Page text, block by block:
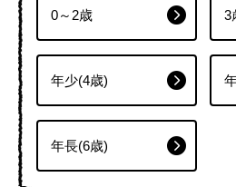
0～2歳 3
年少(4歳)
年長(6歳)